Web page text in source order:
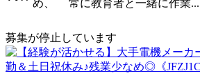
め、 常に教育者と一緒に作業...
募集が停止しています